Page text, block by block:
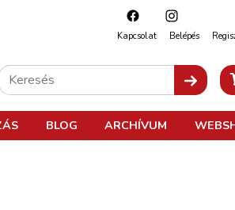
Kapcsolat Belépés
BLOG ARCHÍVUM